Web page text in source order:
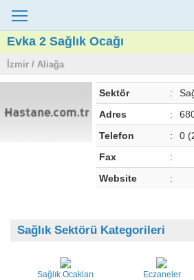
Evka 2 Sağlık Ocağı
İzmir / Aliağa
Sektör :
Adres
:
Telefon
:
0
Fax
:
Website
:
Sağlık Sektörü Kategorileri
Sağlık Ocakları Eczaneler